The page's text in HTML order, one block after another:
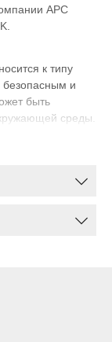
APC
к типу
безопасным и
быть
среды.
по восемь
без
в режиме